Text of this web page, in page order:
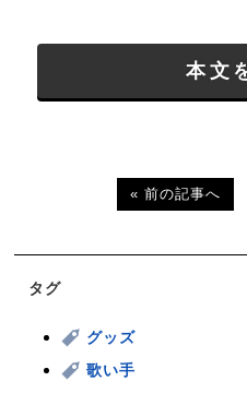
本文
« 前の記事へ
タグ
グッズ
歌い手